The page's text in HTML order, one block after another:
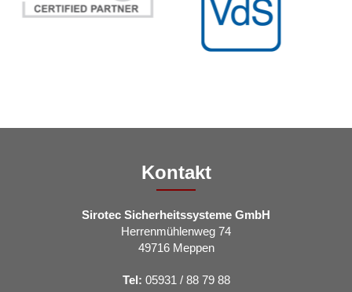
Kontakt
Sirotec Sicherheitssysteme GmbH
Herrenmühlenweg 74
49716 Meppen
Tel: 05931 / 88 79 88